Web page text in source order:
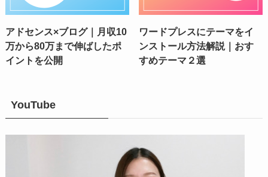
アドセンス×ブログ｜月収10
万から80万まで伸ばしたポ
イントを公開
ワードプレスにテーマをイ
ンストール方法解説｜おす
すめテーマ２選
YouTube